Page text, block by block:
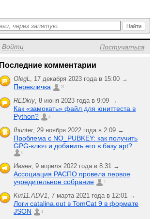
Войти Постучаться
Последние комментарии
OlegL, 17 декабря 2023 года в 15:00 →
Перекличка 21
REDkiy, 8 июня 2023 года в 9:09 →
Как «замокать» файл для юниттеста в
Python?
2
fhunter, 29 ноября 2022 года в 2:09 →
Проблема с NO_PUBKEY: как получить
GPG-ключ и добавить его в базу apt?
6
Иванн, 9 апреля 2022 года в 8:31 →
Ассоциация РАСПО провела первое
учредительное собрание
1
Kiri11.ADV1, 7 марта 2021 года в 12:01 →
Логи catalina.out в TomCat 9 в формате
JSON
1